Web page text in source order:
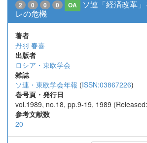
2 0 0 0 OA
ソ連「経済改革
レの危機
著者
丹羽 春喜
出版者
ロシア・東欧学会
雑誌
ソ連・東欧学会年報 (ISSN:03867226)
巻号頁・発行日
vol.1989, no.18, pp.9-19, 1989
参考文献数
20